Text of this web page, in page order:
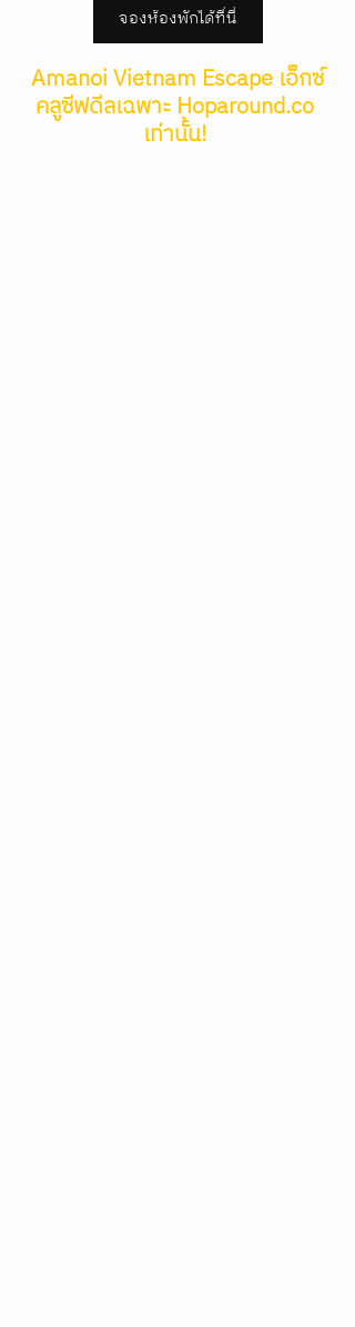
จองห้องพักได้ที่นี่
Amanoi Vietnam Escape เอ็กซ์
คลูซีฟดีลเฉพาะ Hoparound.co
เท่านั้น!